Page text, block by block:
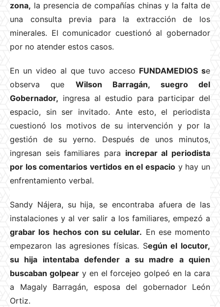
zona, la presencia de compañías chinas y la falta de
una consulta previa para la extracción de los
minerales. El comunicador cuestionó al gobernador
por no atender estos casos.
En un video al que tuvo acceso FUNDAMEDIOS se
observa que Wilson Barragán, suegro del
Gobernador, ingresa al estudio para participar del
espacio, sin ser invitado. Ante esto, el periodista
cuestionó los motivos de su intervención y por la
gestión de su yerno. Después de unos minutos,
ingresan seis familiares para increpar al periodista
por los comentarios vertidos en el espacio y hay un
enfrentamiento verbal.
Sandy Nájera, su hija, se encontraba afuera de las
instalaciones y al ver salir a los familiares, empezó a
grabar los hechos con su celular. En ese momento
empezaron las agresiones físicas. Según el locutor,
su hija intentaba defender a su madre a quien
buscaban golpeary en el forcejeo golpeó en la cara
a Magaly Barragán, esposa del gobernador León
Ortiz.